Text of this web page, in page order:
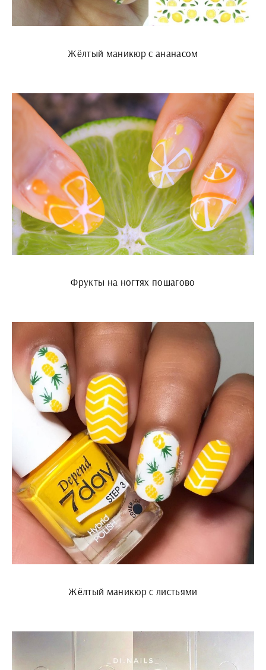
Жёлтый маникюр с ананасом
Фрукты на ногтях пошагово
Жёлтый маникюр с листьями